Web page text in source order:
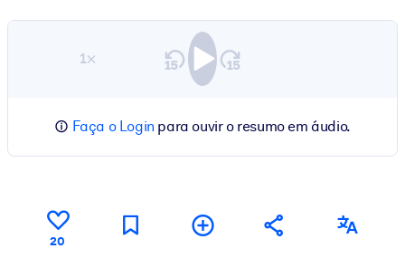
1×
Faça o Login para ouvir o resumo em áudio.
20